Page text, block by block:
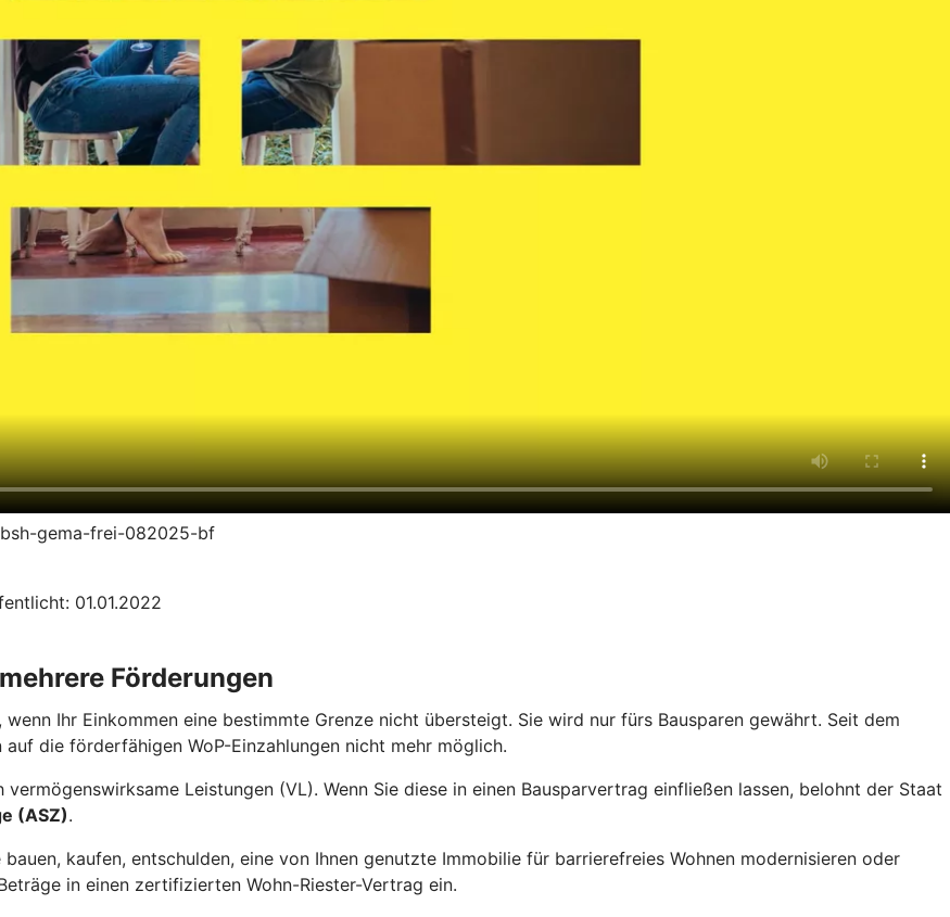
gema-frei-082025-bf
01.01.2022
Förderungen
wenn Ihr Einkommen eine bestimmte Grenze nicht übersteigt. Sie wird nur fürs Bausparen gewährt. Seit dem
die förderfähigen WoP-Einzahlungen nicht mehr möglich.
Leistungen (VL). Wenn Sie diese in einen Bausparvertrag einfließen lassen, belohnt der Staat
(ASZ).
kaufen, entschulden, eine von Ihnen genutzte Immobilie für barrierefreies Wohnen modernisieren oder
in einen zertifizierten Wohn-Riester-Vertrag ein.